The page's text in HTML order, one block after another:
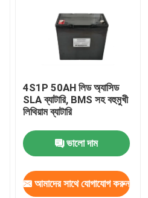
4S1P 50AH লিড অ্যাসিড
SLA ব্যাটারি, BMS সহ বহুমুখী
লিথিয়াম ব্যাটারি
ভালো দাম
আমাদের সাথে যোগাযোগ করুন